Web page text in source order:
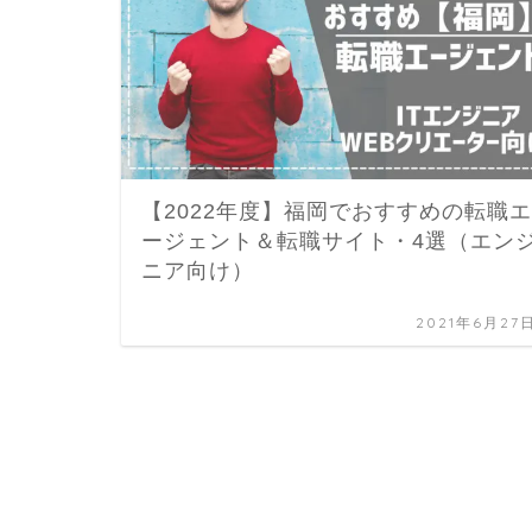
【2022年度】福岡でおすすめの転職エ
ージェント＆転職サイト・4選（エン
ニア向け）
2021年6月27